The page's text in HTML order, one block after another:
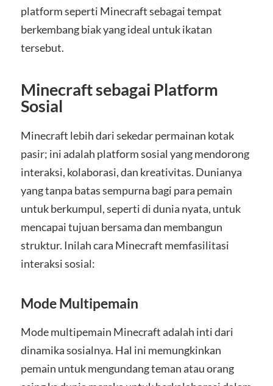
platform seperti Minecraft sebagai tempat
berkembang biak yang ideal untuk ikatan
tersebut.
Minecraft sebagai Platform
Sosial
Minecraft lebih dari sekedar permainan kotak
pasir; ini adalah platform sosial yang mendorong
interaksi, kolaborasi, dan kreativitas. Dunianya
yang tanpa batas sempurna bagi para pemain
untuk berkumpul, seperti di dunia nyata, untuk
mencapai tujuan bersama dan membangun
struktur. Inilah cara Minecraft memfasilitasi
interaksi sosial:
Mode Multipemain
Mode multipemain Minecraft adalah inti dari
dinamika sosialnya. Hal ini memungkinkan
pemain untuk mengundang teman atau orang